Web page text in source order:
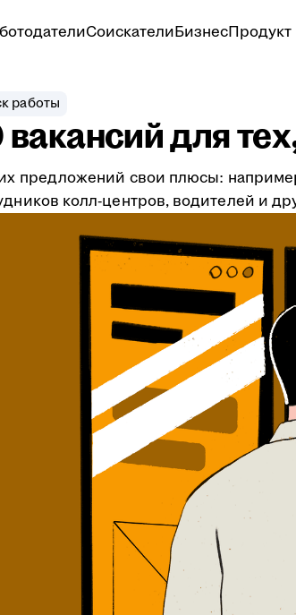
СоискателиБизнесПродукт
работы
для
предложений свои плюсы:
колл-центров, водителей и